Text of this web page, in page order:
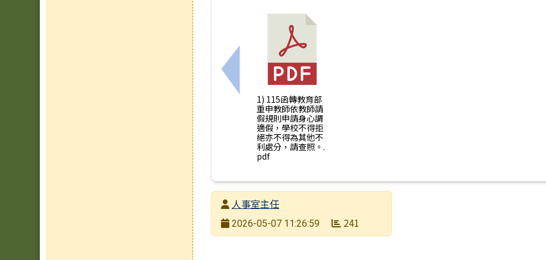
上一筆：員工協助方案EAP宣導
1) 115函轉教育部
重申教師依教師請
假規則申請身心調
適假，學校不得拒
絕亦不得為其他不
利處分，請查照。.
pdf
發布者人事室主任
發布日期
2026-05-07 11:26:59 241